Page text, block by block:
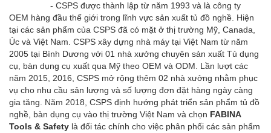
- CSPS được thành lập từ năm 1993 và là công ty
OEM hàng đầu thế giới trong lĩnh vực sản xuất tủ đồ nghề. Hiện
tại các sản phẩm của CSPS đã có mặt ở thị trường Mỹ, Canada,
Úc và Việt Nam. CSPS xây dựng nhà máy tại Việt Nam từ năm
2005 tại Bình Dương với 01 nhà xưởng chuyên sản xuất Tủ dụng
cụ, bàn dụng cụ xuất qua Mỹ theo OEM và ODM. Lần lượt các
năm 2015, 2016, CSPS mở rộng thêm 02 nhà xưởng nhằm phục
vụ cho nhu cầu sản lượng và số lượng đơn đặt hàng ngày càng
gia tăng. Năm 2018, CSPS định hướng phát triển sản phẩm tủ đồ
nghề, bàn dụng cụ vào thị trường Việt Nam và chọn FABINA
Tools & Safety là đối tác chính cho việc phân phối các sản phẩm